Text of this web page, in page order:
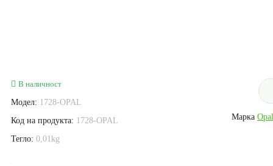
В наличност
Модел: 1728-OPAL
Код на продукта: 1728-OPAL
Тегло: 0,01kg
Марка